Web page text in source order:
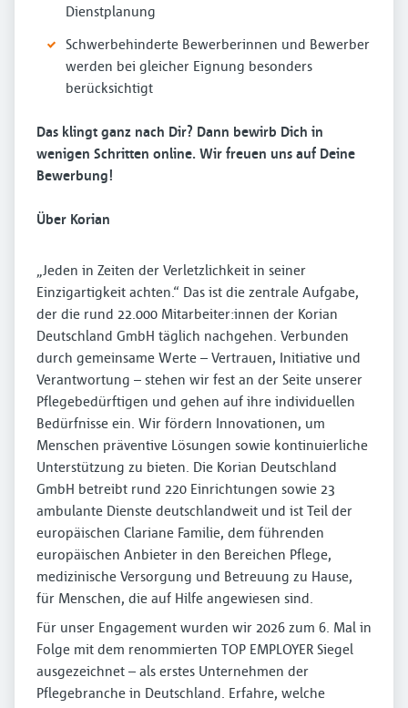
Dienstplanung
Schwerbehinderte Bewerberinnen und Bewerber
werden bei gleicher Eignung besonders
berücksichtigt
Das klingt ganz nach Dir? Dann bewirb Dich in
wenigen Schritten online. Wir freuen uns auf Deine
Bewerbung!
Über Korian
„Jeden in Zeiten der Verletzlichkeit in seiner
Einzigartigkeit achten.“ Das ist die zentrale Aufgabe,
der die rund 22.000 Mitarbeiter:innen der Korian
Deutschland GmbH täglich nachgehen. Verbunden
durch gemeinsame Werte – Vertrauen, Initiative und
Verantwortung – stehen wir fest an der Seite unserer
Pflegebedürftigen und gehen auf ihre individuellen
Bedürfnisse ein. Wir fördern Innovationen, um
Menschen präventive Lösungen sowie kontinuierliche
Unterstützung zu bieten. Die Korian Deutschland
GmbH betreibt rund 220 Einrichtungen sowie 23
ambulante Dienste deutschlandweit und ist Teil der
europäischen Clariane Familie, dem führenden
europäischen Anbieter in den Bereichen Pflege,
medizinische Versorgung und Betreuung zu Hause,
für Menschen, die auf Hilfe angewiesen sind.
Für unser Engagement wurden wir 2026 zum 6. Mal in
Folge mit dem renommierten TOP EMPLOYER Siegel
ausgezeichnet – als erstes Unternehmen der
Pflegebranche in Deutschland. Erfahre, welche